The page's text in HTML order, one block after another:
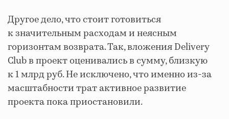
Другое дело, что стоит готовиться
к значительным расходам и неясным
горизонтам возврата. Так, вложения Delivery
Club в проект оценивались в сумму, близкую
к 1 млрд руб. Не исключено, что именно из-за
масштабности трат активное развитие
проекта пока приостановили.